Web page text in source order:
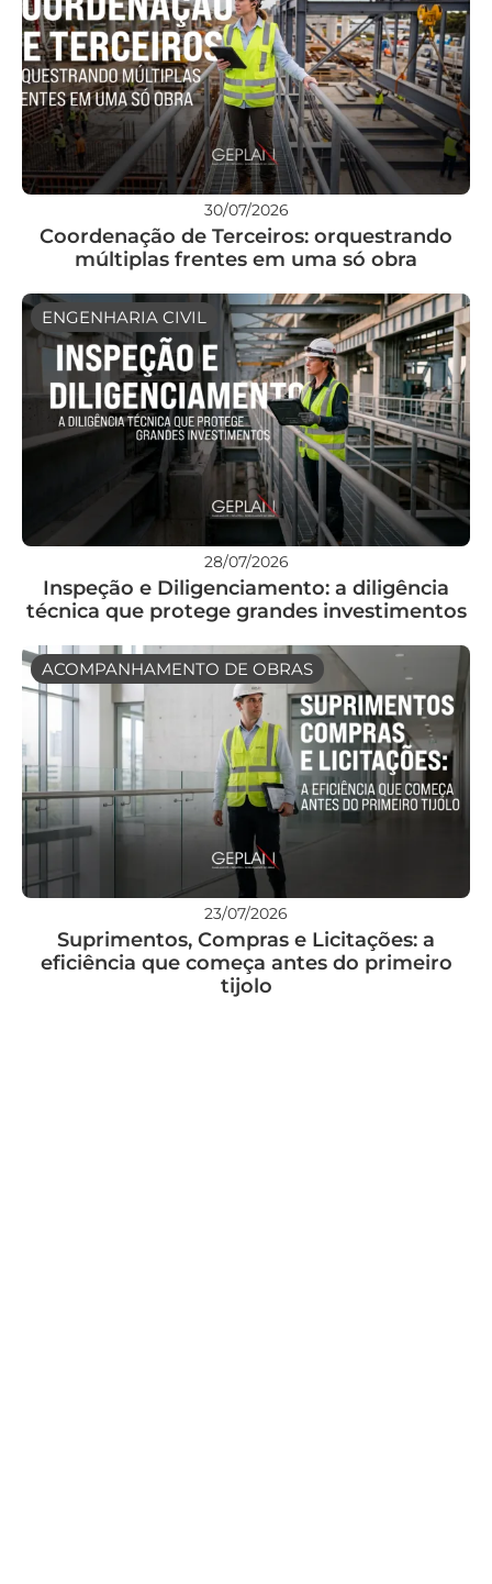
30/07/2026
Coordenação de Terceiros: orquestrando
múltiplas frentes em uma só obra
ENGENHARIA CIVIL
28/07/2026
Inspeção e Diligenciamento: a diligência
técnica que protege grandes investimentos
ACOMPANHAMENTO DE OBRAS
23/07/2026
Suprimentos, Compras e Licitações: a
eficiência que começa antes do primeiro
tijolo